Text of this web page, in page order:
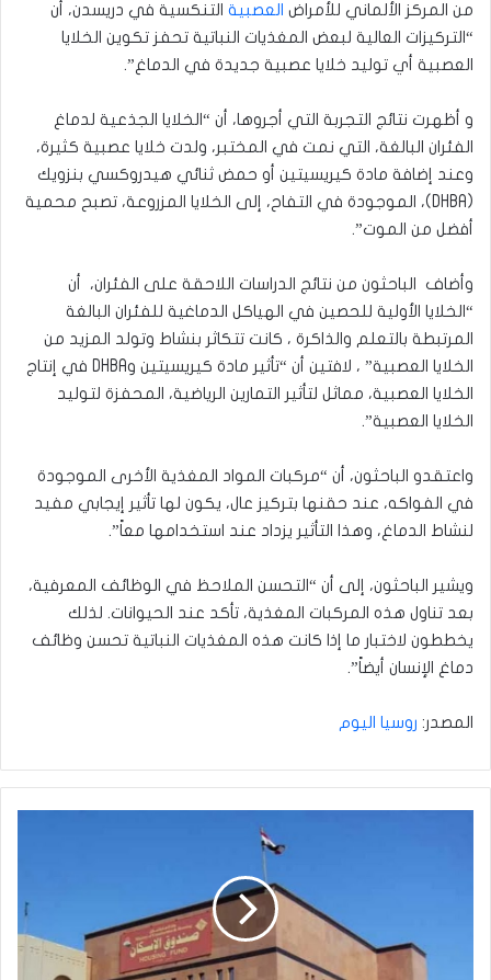
من المركز الألماني للأمراض العصبية التنكسية في دريسدن، أن
“التركيزات العالية لبعض المغذيات النباتية تحفز تكوين الخلايا
العصبية أي توليد خلايا عصبية جديدة في الدماغ”.
و أظهرت نتائج التجربة التي أجروها، أن “الخلايا الجذعية لدماغ
الفئران البالغة، التي نمت في المختبر، ولدت خلايا عصبية كثيرة،
وعند إضافة مادة كيريسيتين أو حمض ثنائي هيدروكسي بنزويك
(DHBA)، الموجودة في التفاح، إلى الخلايا المزروعة، تصبح محمية
أفضل من الموت”.
وأضاف الباحثون من نتائج الدراسات اللاحقة على الفئران، أن
“الخلايا الأولية للحصين في الهياكل الدماغية للفئران البالغة
المرتبطة بالتعلم والذاكرة ، كانت تتكاثر بنشاط وتولد المزيد من
الخلايا العصبية” ، لافتين أن “تأثير مادة كيريسيتين وDHBA في إنتاج
الخلايا العصبية، مماثل لتأثير التمارين الرياضية، المحفزة لتوليد
الخلايا العصبية”.
واعتقدو الباحثون، أن “مركبات المواد المغذية الأخرى الموجودة
في الفواكه، عند حقنها بتركيز عال، يكون لها تأثير إيجابي مفيد
لنشاط الدماغ، وهذا التأثير يزداد عند استخدامها معاً”.
ويشير الباحثون، إلى أن “التحسن الملاحظ في الوظائف المعرفية،
بعد تناول هذه المركبات المغذية، تأكد عند الحيوانات. لذلك
يخططون لاختبار ما إذا كانت هذه المغذيات النباتية تحسن وظائف
دماغ الإنسان أيضاً”.
المصدر: روسيا اليوم